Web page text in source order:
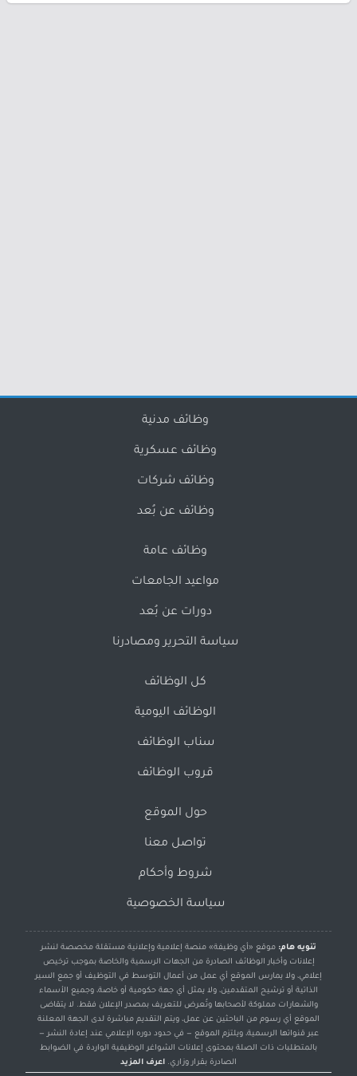
وظائف مدنية
وظائف عسكرية
وظائف شركات
وظائف عن بُعد
وظائف عامة
مواعيد الجامعات
دورات عن بُعد
سياسة التحرير ومصادرنا
كل الوظائف
الوظائف اليومية
سناب الوظائف
قروب الوظائف
حول الموقع
تواصل معنا
شروط وأحكام
سياسة الخصوصية
تنويه هام: موقع «أي وظيفة» منصة إعلامية وإعلانية مستقلة مخصصة لنشر
إعلانات وأخبار الوظائف الصادرة من الجهات الرسمية والخاصة بموجب ترخيص
إعلامي، ولا يمارس الموقع أي عمل من أعمال التوسط في التوظيف أو جمع السير
الذاتية أو ترشيح المتقدمين، ولا يمثل أي جهة حكومية أو خاصة، وجميع الأسماء
والشعارات مملوكة لأصحابها وتُعرض للتعريف بمصدر الإعلان فقط. لا يتقاضى
الموقع أي رسوم من الباحثين عن عمل، ويتم التقديم مباشرة لدى الجهة المعلنة
عبر قنواتها الرسمية، ويلتزم الموقع — في حدود دوره الإعلامي عند إعادة النشر —
بالمتطلبات ذات الصلة بمحتوى إعلانات الشواغر الوظيفية الواردة في الضوابط
الصادرة بقرار وزاري. اعرف المزيد